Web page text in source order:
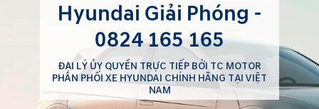
Hyundai Giải Phóng -
0824 165 165
ĐẠI LÝ ỦY QUYỀN TRỰC TIẾP BỞI TC MOTOR
PHÂN PHỐI XE HYUNDAI CHÍNH HÃNG TẠI VIỆT
NAM